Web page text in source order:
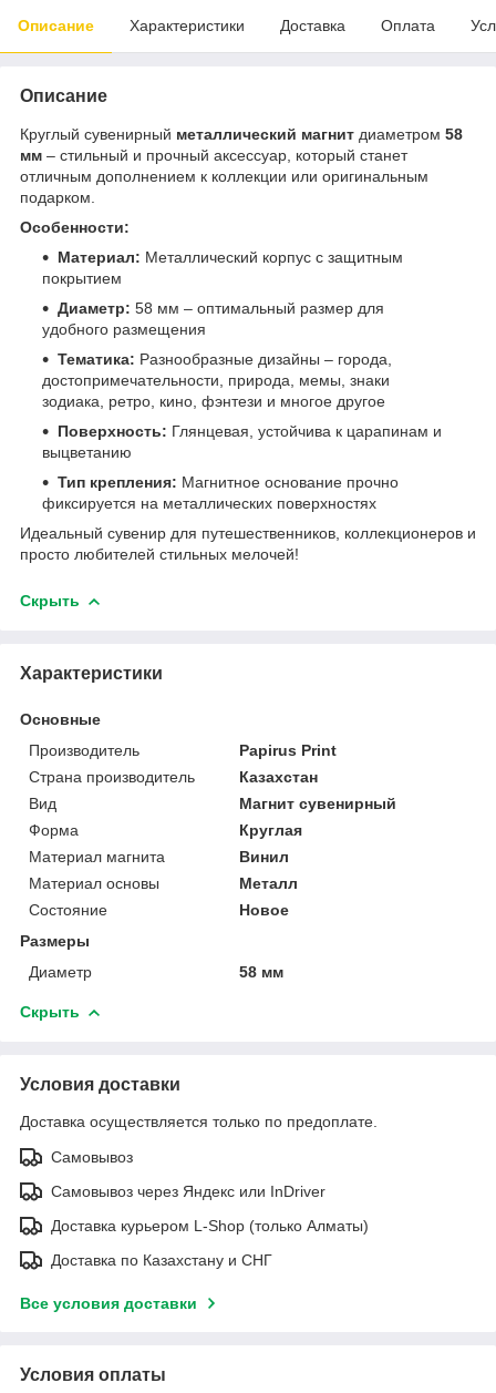
Описание Характеристики Доставка Оплата
Описание
Круглый сувенирный металлический магнит диаметром 58
мм – стильный и прочный аксессуар, который станет
отличным дополнением к коллекции или оригинальным
подарком.
Особенности:
Материал: Металлический корпус с защитным
покрытием
Диаметр: 58 мм – оптимальный размер для
удобного размещения
Тематика: Разнообразные дизайны – города,
достопримечательности, природа, мемы, знаки
зодиака, ретро, кино, фэнтези и многое другое
Поверхность: Глянцевая, устойчива к царапинам и
выцветанию
Тип крепления: Магнитное основание прочно
фиксируется на металлических поверхностях
Идеальный сувенир для путешественников, коллекционеров и
просто любителей стильных мелочей!
Скрыть
Характеристики
Основные
Производитель
Papirus Print
Страна производитель
Казахстан
Вид
Магнит сувенирный
Форма
Круглая
Материал магнита
Винил
Материал основы
Металл
Состояние
Новое
Размеры
Диаметр
58 мм
Скрыть
Условия доставки
Доставка осуществляется только по предоплате.
Самовывоз
Самовывоз через Яндекс или InDriver
Доставка курьером L-Shop (только Алматы)
Доставка по Казахстану и СНГ
Все условия доставки
Условия оплаты